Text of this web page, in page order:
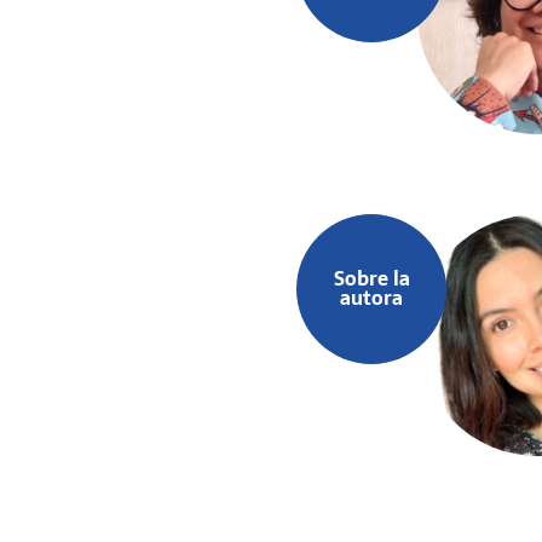
Sobre la
autora